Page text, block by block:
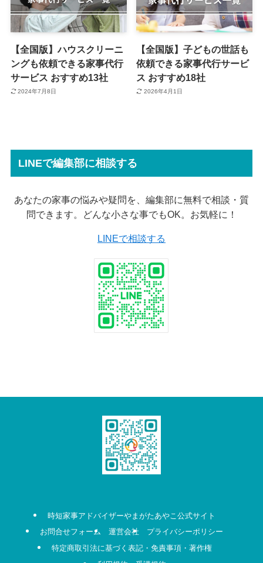
【全国版】ハウスクリーニ
ングも依頼できる家事代行
サービス おすすめ13社
2024年7月8日
【全国版】子どもの世話も
依頼できる家事代行サービ
ス おすすめ18社
2026年4月1日
LINEで編集部に相談する
あなたの家事の悩みや疑問を、編集部に無料で相談・質
問できます。どんな小さな事でもOK。お気軽に！
LINEで相談する
時短家事アドバイザーやまがたあやこ公式サイト
お問合せフォーム
運営会社
プライバシーポリシー
特定商取引法に基づく表記・免責事項・著作権